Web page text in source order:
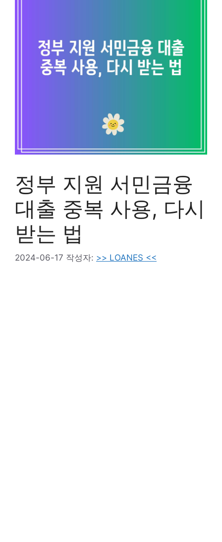
정부 지원 서민금융
대출 중복 사용, 다시
받는 법
2024-06-17 작성자: >> LOANES <<